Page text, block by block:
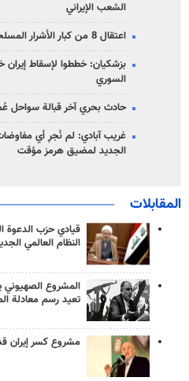
الشعب الإيراني
اعتقال 8 من كبار الأشرار المسلحين ومنتسبي الجماعات الإرهابية
السوري
حادث بحري آخر قبالة سواحل
غريب آبادي: لم نُجرِ أي
الجديد لمضيق هرمز مؤقت
المقابلات
قيادي حزب الدعوة
النظام العالمي
المشروع الصهيوني
تعيد رسم معادلة
مشروع كسر إيران